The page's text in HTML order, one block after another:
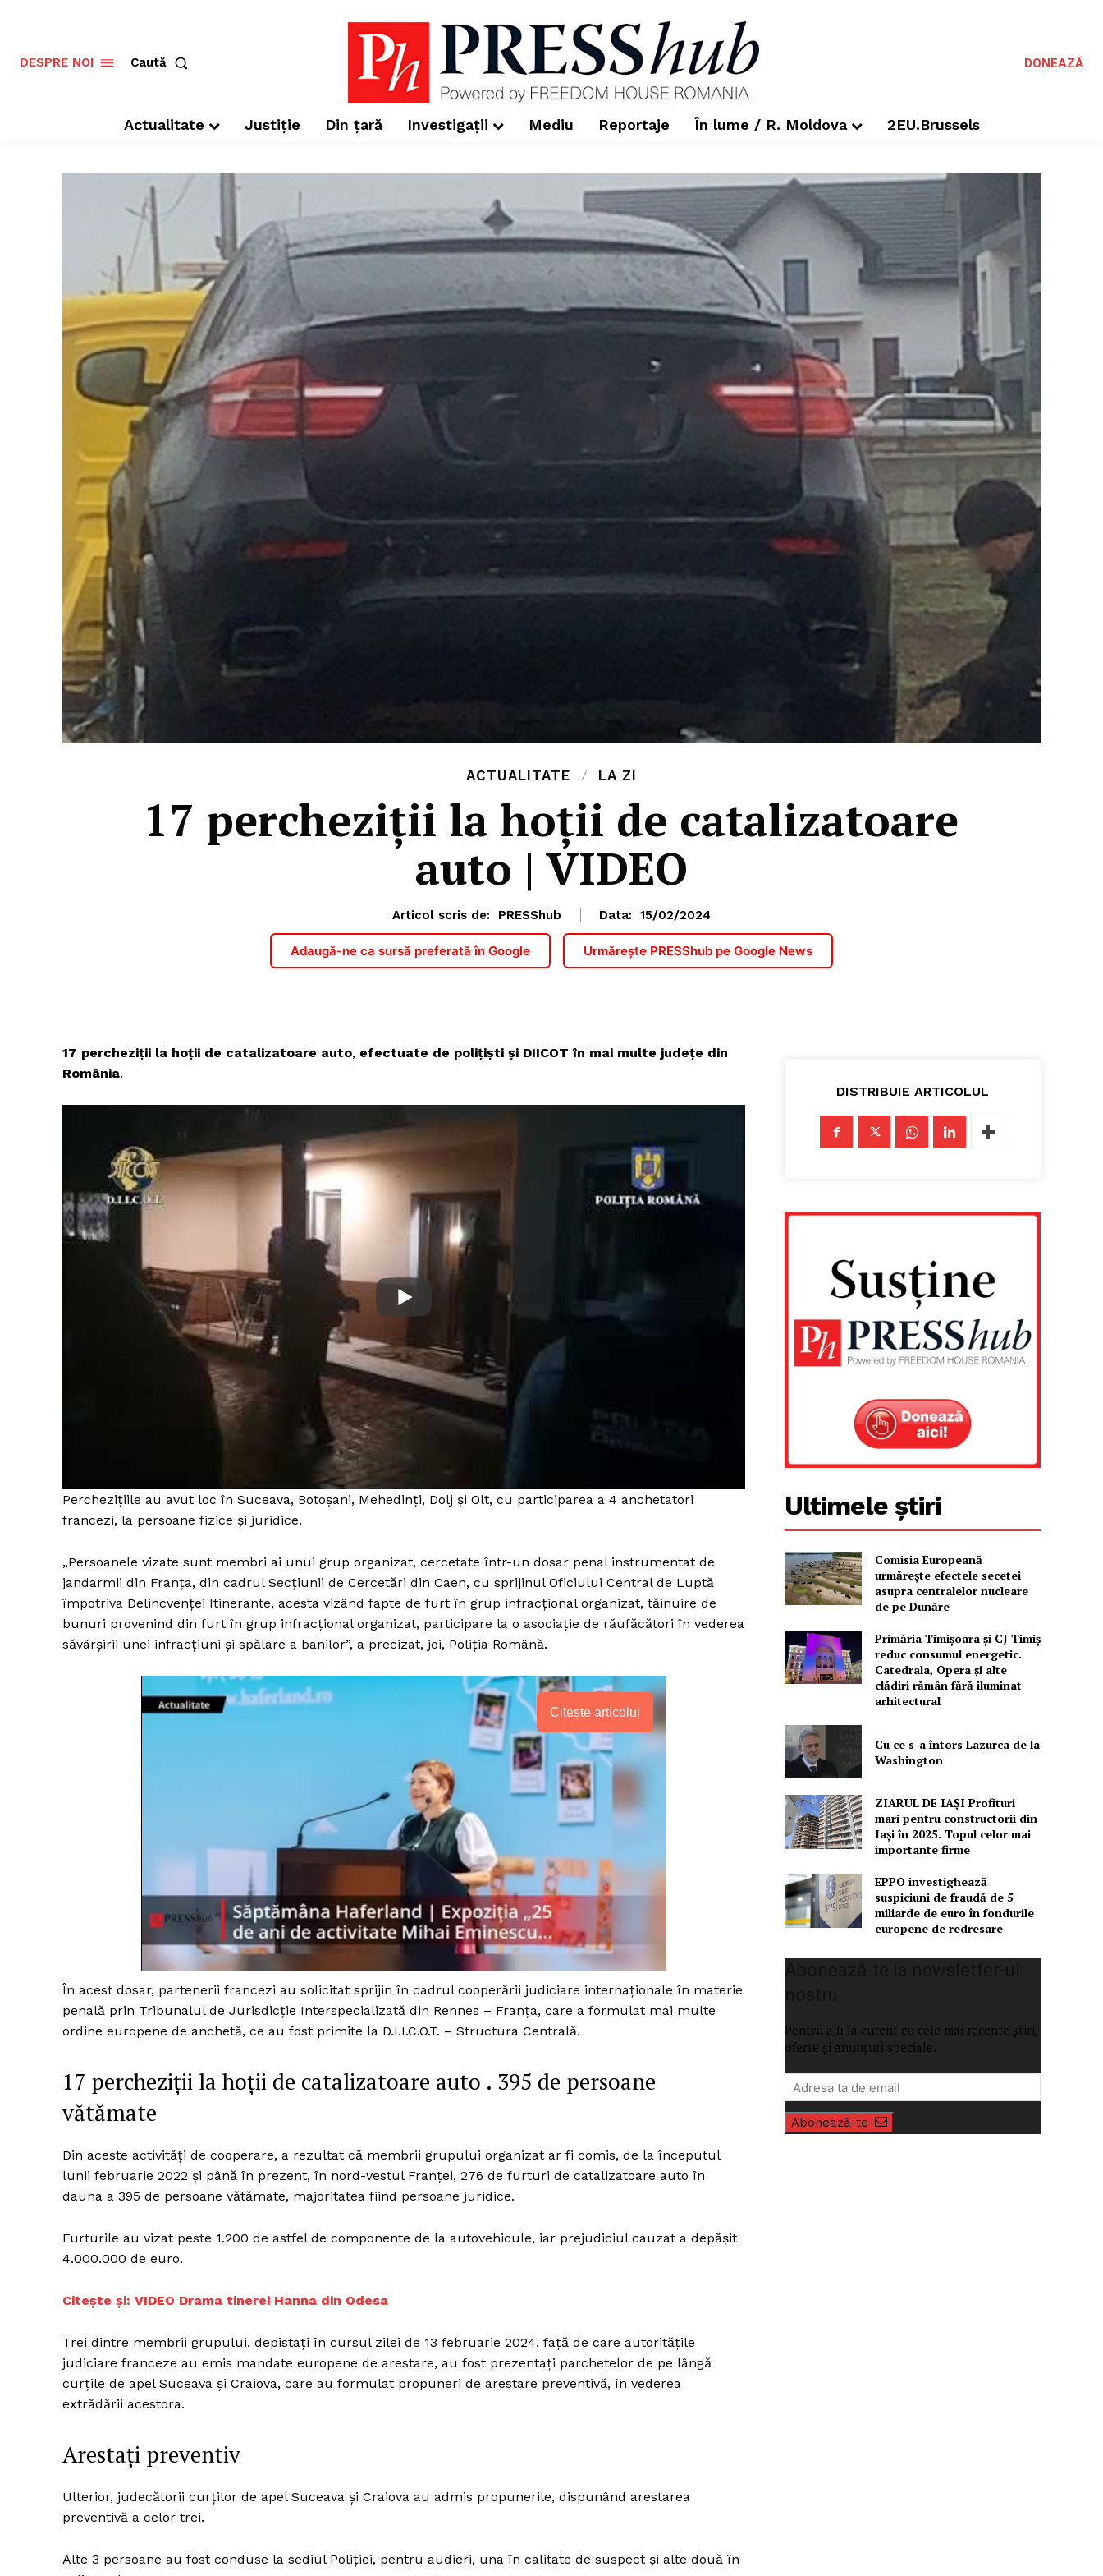
Un proiect
FREEDOM HOUSE
ROMÂNIA
PRESShub
Despre noi / Echipa
Rețea
Contact
DESPRE NOI Caută DONEAZĂ
Actualitate Justiție Din țară Investigații Mediu Reportaje În lume / R. Moldova 2EU.Brussels
ACTUALITATE LA ZI
17 percheziții la hoții de catalizatoare
auto | VIDEO
Articol scris de: PRESShub Data: 15/02/2024
Adaugă-ne ca sursă preferată în Google Urmărește PRESShub pe Google News
17 percheziții la hoții de catalizatoare auto, efectuate de polițiști și DIICOT în mai multe județe din
România.
Perchezițiile au avut loc în Suceava, Botoșani, Mehedinți, Dolj și Olt, cu participarea a 4 anchetatori
francezi, la persoane fizice și juridice.
„Persoanele vizate sunt membri ai unui grup organizat, cercetate într-un dosar penal instrumentat de
jandarmii din Franța, din cadrul Secțiunii de Cercetări din Caen, cu sprijinul Oficiului Central de Luptă
împotriva Delincvenței Itinerante, acesta vizând fapte de furt în grup infracţional organizat, tăinuire de
bunuri provenind din furt în grup infracţional organizat, participare la o asociație de răufăcători în vederea
săvârșirii unei infracțiuni și spălare a banilor”, a precizat, joi, Poliția Română.
Citește articolul
În acest dosar, partenerii francezi au solicitat sprijin în cadrul cooperării judiciare internaționale în materie
penală prin Tribunalul de Jurisdicţie Interspecializată din Rennes – Franţa, care a formulat mai multe
ordine europene de anchetă, ce au fost primite la D.I.I.C.O.T. – Structura Centrală.
17 percheziții la hoții de catalizatoare auto . 395 de persoane
vătămate
Din aceste activități de cooperare, a rezultat că membrii grupului organizat ar fi comis, de la începutul
lunii februarie 2022 și până în prezent, în nord-vestul Franței, 276 de furturi de catalizatoare auto în
dauna a 395 de persoane vătămate, majoritatea fiind persoane juridice.
Furturile au vizat peste 1.200 de astfel de componente de la autovehicule, iar prejudiciul cauzat a depășit
4.000.000 de euro.
Citește și: VIDEO Drama tinerei Hanna din Odesa
Trei dintre membrii grupului, depistați în cursul zilei de 13 februarie 2024, față de care autoritățile
judiciare franceze au emis mandate europene de arestare, au fost prezentați parchetelor de pe lângă
curțile de apel Suceava și Craiova, care au formulat propuneri de arestare preventivă, în vederea
extrădării acestora.
Arestați preventiv
Ulterior, judecătorii curților de apel Suceava și Craiova au admis propunerile, dispunând arestarea
preventivă a celor trei.
Alte 3 persoane au fost conduse la sediul Poliției, pentru audieri, una în calitate de suspect și alte două în
DISTRIBUIE ARTICOLUL
Ultimele știri
Comisia Europeană
urmărește efectele secetei
asupra centralelor nucleare
de pe Dunăre
Primăria Timișoara şi CJ Timiș
reduc consumul energetic.
Catedrala, Opera şi alte
clădiri rămân fără iluminat
arhitectural
Cu ce s-a întors Lazurca de la
Washington
ZIARUL DE IAȘI Profituri
mari pentru constructorii din
Iași în 2025. Topul celor mai
importante firme
EPPO investighează
suspiciuni de fraudă de 5
miliarde de euro în fondurile
europene de redresare
Pentru a fi la curent cu cele mai recente știri,
oferte și anunțuri speciale.
Abonează-te